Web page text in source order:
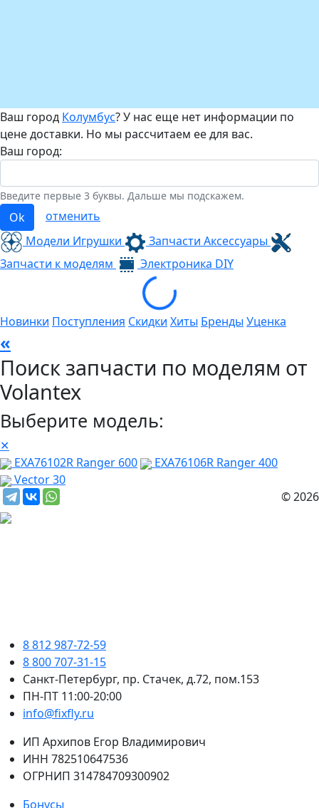
Ваш город Колумбус? У нас еще нет информации по
цене доставки. Но мы рассчитаем ее для вас.
Ваш город:
Введите первые 3 буквы. Дальше мы подскажем.
Ok
отменить
Модели Игрушки
Запчасти Аксессуары
Запчасти к моделям
Электроника DIY
Loading...
Новинки Поступления Скидки Хиты Бренды Уценка
«
Поиск запчасти по моделям от
Volantex
Выберите модель:
✕
EXA76102R Ranger 600
EXA76106R Ranger 400
Vector 30
© 2026
8 812 987-72-59
8 800 707-31-15
Санкт-Петербург, пр. Стачек, д.72, пом.153
ПН-ПТ 11:00-20:00
info@fixfly.ru
ИП Архипов Егор Владимирович
ИНН 782510647536
ОГРНИП 314784709300902
Бонусы